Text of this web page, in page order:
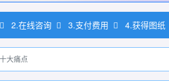
2.在线咨询 3.支付费用 4.获得图纸
大痛点